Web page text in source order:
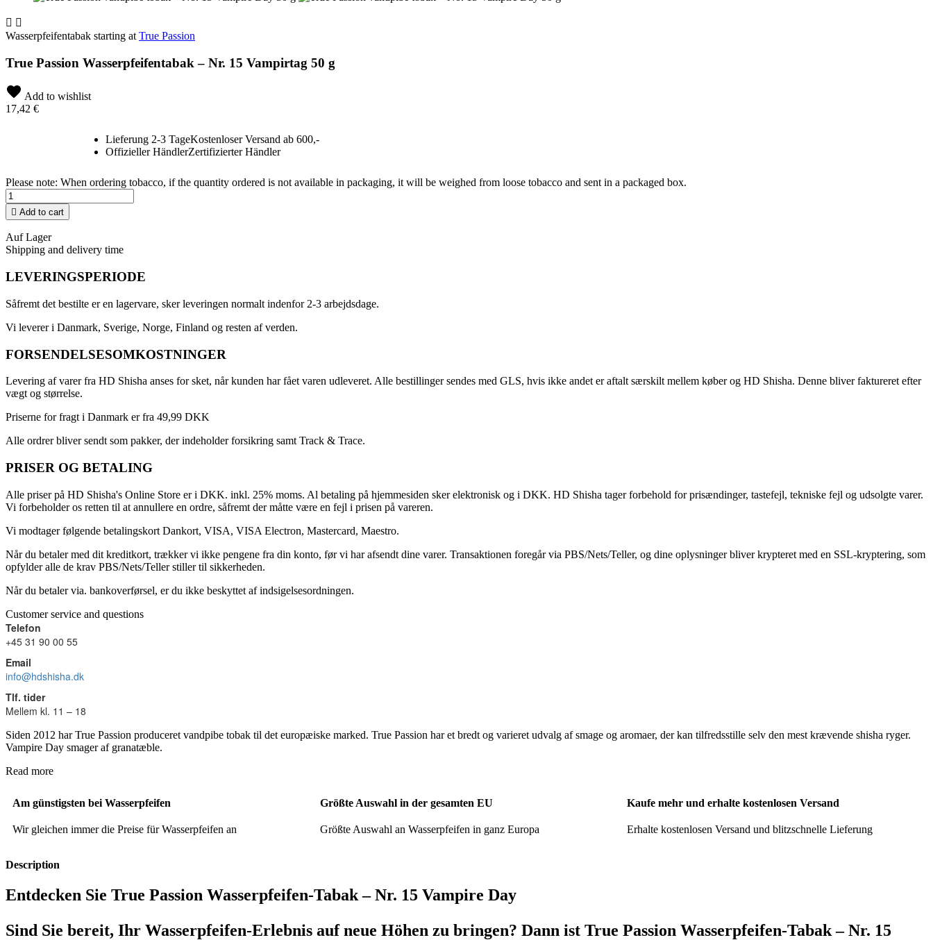
 
Wasserpfeifentabak starting at True Passion
True Passion Wasserpfeifentabak – Nr. 15 Vampirtag 50 g
Add to wishlist
17,42 €
Lieferung 2-3 TageKostenloser Versand ab 600,-
Offizieller HändlerZertifizierter Händler
Please note: When ordering tobacco, if the quantity ordered is not available in packaging, it will be weighed from loose tobacco and sent in a packaged box.
 Add to cart
Auf Lager
Shipping and delivery time
LEVERINGSPERIODE
Såfremt det bestilte er en lagervare, sker leveringen normalt indenfor 2-3 arbejdsdage.
Vi leverer i Danmark, Sverige, Norge, Finland og resten af verden.
FORSENDELSESOMKOSTNINGER
Levering af varer fra HD Shisha anses for sket, når kunden har fået varen udleveret. Alle bestillinger sendes med GLS, hvis ikke andet er aftalt særskilt mellem køber og HD Shisha. Denne bliver faktureret efter
vægt og størrelse.
Priserne for fragt i Danmark er fra 49,99 DKK
Alle ordrer bliver sendt som pakker, der indeholder forsikring samt Track & Trace.
PRISER OG BETALING
Alle priser på HD Shisha's Online Store er i DKK. inkl. 25% moms. Al betaling på hjemmesiden sker elektronisk og i DKK. HD Shisha tager forbehold for prisændinger, tastefejl, tekniske fejl og udsolgte varer.
Vi forbeholder os retten til at annullere en ordre, såfremt der måtte være en fejl i prisen på vareren.
Vi modtager følgende betalingskort Dankort, VISA, VISA Electron, Mastercard, Maestro.
Når du betaler med dit kreditkort, trækker vi ikke pengene fra din konto, før vi har afsendt dine varer. Transaktionen foregår via PBS/Nets/Teller, og dine oplysninger bliver krypteret med en SSL-kryptering, som
opfylder alle de krav PBS/Nets/Teller stiller til sikkerheden.
Når du betaler via. bankoverførsel, er du ikke beskyttet af indsigelsesordningen.
Customer service and questions
Telefon
+45 31 90 00 55
Email
info@hdshisha.dk
Tlf. tider
Mellem kl. 11 – 18
Siden 2012 har True Passion produceret vandpibe tobak til det europæiske marked. True Passion har et bredt og varieret udvalg af smage og aromaer, der kan tilfredsstille selv den mest krævende shisha ryger.
Vampire Day smager af granatæble.
Read more
Am günstigsten bei Wasserpfeifen
Wir gleichen immer die Preise für Wasserpfeifen an
Größte Auswahl in der gesamten EU
Größte Auswahl an Wasserpfeifen in ganz Europa
Kaufe mehr und erhalte kostenlosen Versand
Erhalte kostenlosen Versand und blitzschnelle Lieferung
Description
Entdecken Sie True Passion Wasserpfeifen-Tabak – Nr. 15 Vampire Day
Sind Sie bereit, Ihr Wasserpfeifen-Erlebnis auf neue Höhen zu bringen? Dann ist True Passion Wasserpfeifen-Tabak – Nr. 15